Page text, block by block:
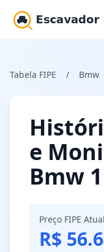
Tabela FIPE / Bmw
e
Bmw
Preço FIPE Atual
R$